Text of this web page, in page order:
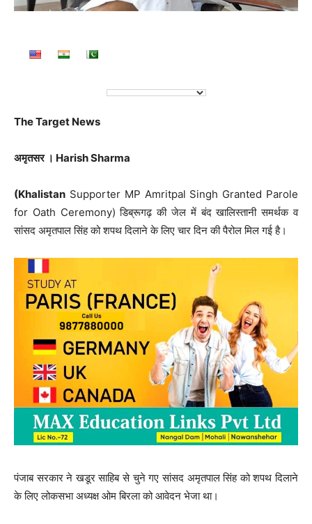
The Target News
अमृतसर । Harish Sharma
(Khalistan Supporter MP Amritpal Singh Granted Parole
for Oath Ceremony) डिब्रूगढ़ की जेल में बंद खालिस्तानी समर्थक व
सांसद अमृतपाल सिंह को शपथ दिलाने के लिए चार दिन की पैरोल मिल गई है।
पंजाब सरकार ने खडूर साहिब से चुने गए सांसद अमृतपाल सिंह को शपथ दिलाने
के लिए लोकसभा अध्यक्ष ओम बिरला को आवेदन भेजा था।